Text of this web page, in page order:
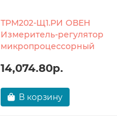
ТРМ202-Щ1.РИ ОВЕН
Измеритель-регулятор
микропроцессорный
14,074.80р.
В корзину